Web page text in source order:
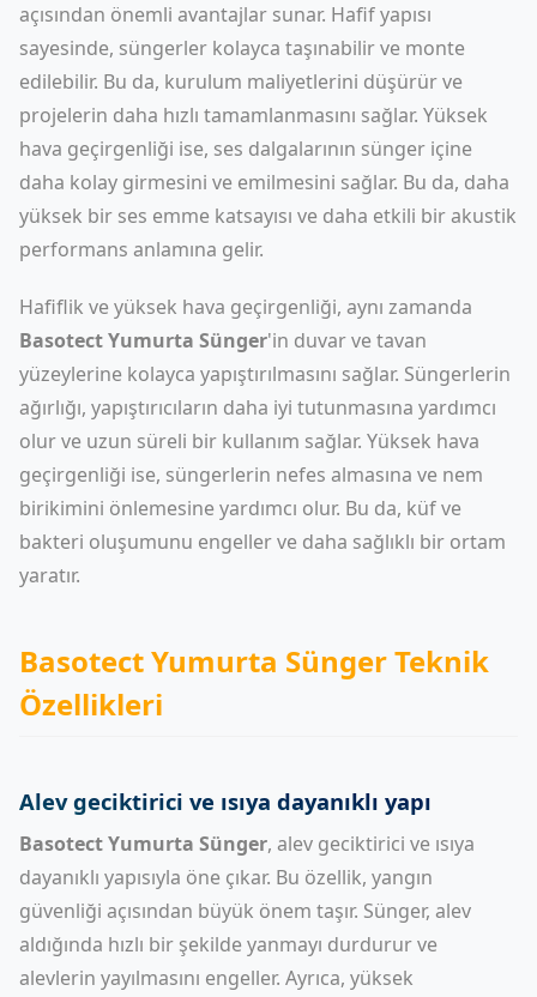
açısından önemli avantajlar sunar. Hafif yapısı
sayesinde, süngerler kolayca taşınabilir ve monte
edilebilir. Bu da, kurulum maliyetlerini düşürür ve
projelerin daha hızlı tamamlanmasını sağlar. Yüksek
hava geçirgenliği ise, ses dalgalarının sünger içine
daha kolay girmesini ve emilmesini sağlar. Bu da, daha
yüksek bir ses emme katsayısı ve daha etkili bir akustik
performans anlamına gelir.
Hafiflik ve yüksek hava geçirgenliği, aynı zamanda
Basotect Yumurta Sünger'in duvar ve tavan
yüzeylerine kolayca yapıştırılmasını sağlar. Süngerlerin
ağırlığı, yapıştırıcıların daha iyi tutunmasına yardımcı
olur ve uzun süreli bir kullanım sağlar. Yüksek hava
geçirgenliği ise, süngerlerin nefes almasına ve nem
birikimini önlemesine yardımcı olur. Bu da, küf ve
bakteri oluşumunu engeller ve daha sağlıklı bir ortam
yaratır.
Basotect Yumurta Sünger Teknik
Özellikleri
Alev geciktirici ve ısıya dayanıklı yapı
Basotect Yumurta Sünger, alev geciktirici ve ısıya
dayanıklı yapısıyla öne çıkar. Bu özellik, yangın
güvenliği açısından büyük önem taşır. Sünger, alev
aldığında hızlı bir şekilde yanmayı durdurur ve
alevlerin yayılmasını engeller. Ayrıca, yüksek